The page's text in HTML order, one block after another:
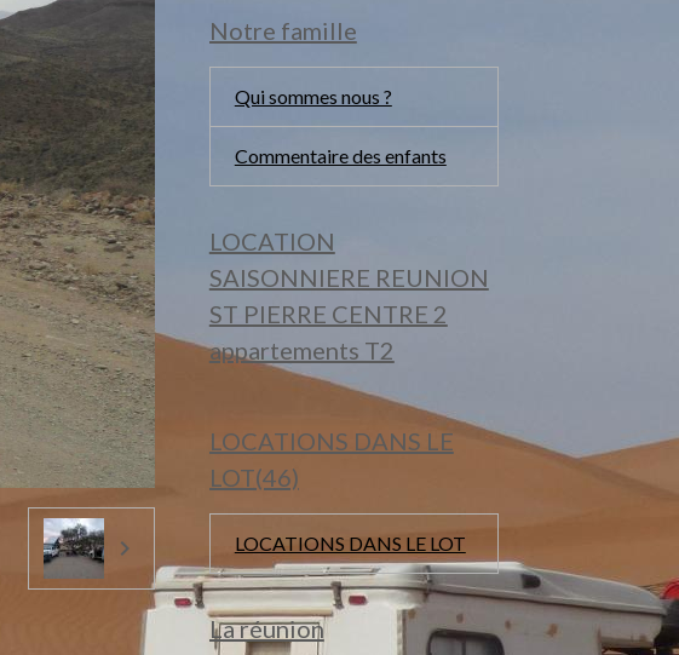
Notre famille
Qui sommes nous ?
Commentaire des enfants
LOCATION
SAISONNIERE REUNION
ST PIERRE CENTRE 2
appartements T2
LOCATIONS DANS LE
LOT(46)
LOCATIONS DANS LE LOT
La réunion